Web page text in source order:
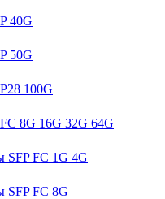
40G
50G
100G
8G 16G 32G 64G
SFP FC 1G 4G
SFP FC 8G